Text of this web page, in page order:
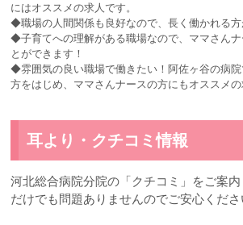
にはオススメの求人です。
◆職場の人間関係も良好なので、長く働かれる方
◆子育てへの理解がある職場なので、ママさんナ
とができます！
◆雰囲気の良い職場で働きたい！阿佐ヶ谷の病
方をはじめ、ママさんナースの方にもオススメの
耳より・クチコミ情報
河北総合病院分院の「クチコミ」をご案
だけでも問題ありませんのでご安心くださ